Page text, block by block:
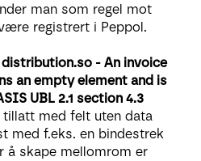
man som regel mot
registrert i Peppol.
distribution.so - An invoice
an empty element and is
UBL 2.1 section 4.3
tillatt med felt uten data
med f.eks. en bindestrek
å skape mellomrom er